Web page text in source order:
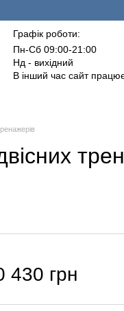
Графік роботи:
Пн-Сб 09:00-21:00
Нд - вихідний
В інший час сайт
430 грн